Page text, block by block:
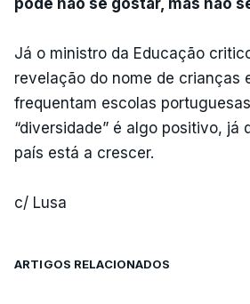
Já o ministro da Educação
revelação do nome de crianças
frequentam escolas
“diversidade” é algo positivo, já
país está a crescer.
c/ Lusa
ARTIGOS RELACIONADOS